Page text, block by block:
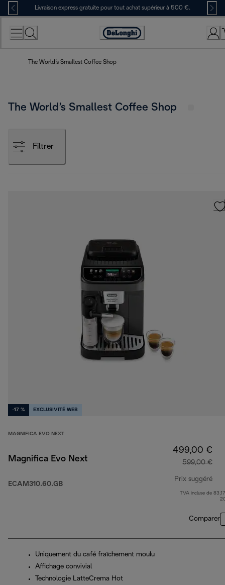
Skip
to
Content
Livraison express gratuite pour tout achat supérieur à 500 €.
Déclaration
The World’s Smallest Coffee Shop
The World’s Smallest Coffee Shop
Filtrer
-17 % EXCLUSIVITÉ WEB
MAGNIFICA EVO NEXT
Magnifica Evo Next
ECAM310.60.GB
499,00 €
599,00 €
Prix suggéré
TVA incluse de
Comparer
Uniquement du café fraîchement moulu
Affichage convivial
Technologie LatteCrema Hot